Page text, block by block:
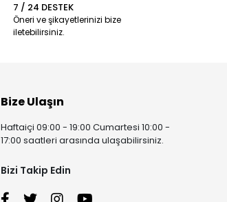
7 / 24 DESTEK
Öneri ve şikayetlerinizi bize
iletebilirsiniz.
Bize Ulaşın
Haftaiçi 09:00 - 19:00 Cumartesi 10:00 -
17:00 saatleri arasında ulaşabilirsiniz.
Bizi Takip Edin